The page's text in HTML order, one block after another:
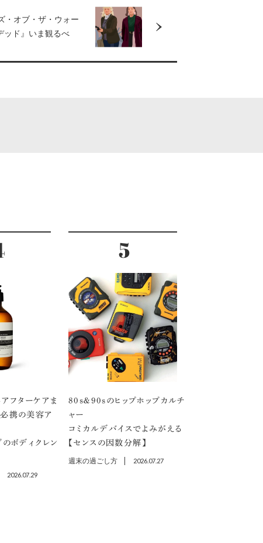
・オブ・ザ・ウォー
ッド』いま観るべ
フターケアま
必携の美容ア
のボディクレン
2026.07.29
80s＆90sのヒップホップカルチ
ャー
コミカルデバイスでよみがえる
【センスの因数分解】
週末の過ごし方 2026.07.27